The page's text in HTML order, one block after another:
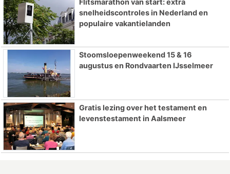
Flitsmarathon van start: extra
snelheidscontroles in Nederland en
populaire vakantielanden
Stoomsloepenweekend 15 & 16
augustus en Rondvaarten IJsselmeer
Gratis lezing over het testament en
levenstestament in Aalsmeer